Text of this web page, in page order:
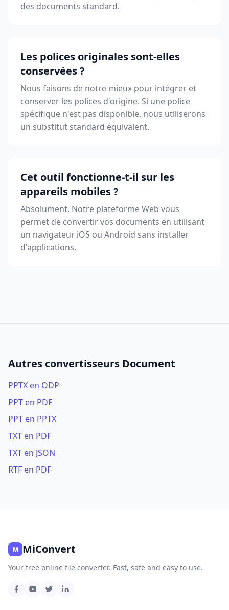
des documents standard.
Les polices originales sont-elles
conservées ?
Nous faisons de notre mieux pour intégrer et
conserver les polices d'origine. Si une police
spécifique n'est pas disponible, nous utiliserons
un substitut standard équivalent.
Cet outil fonctionne-t-il sur les
appareils mobiles ?
Absolument. Notre plateforme Web vous
permet de convertir vos documents en utilisant
un navigateur iOS ou Android sans installer
d'applications.
Autres convertisseurs Document
PPTX en ODP
PPT en PDF
PPT en PPTX
TXT en PDF
TXT en JSON
RTF en PDF
M MiConvert
Your free online file converter. Fast, safe and easy to use.